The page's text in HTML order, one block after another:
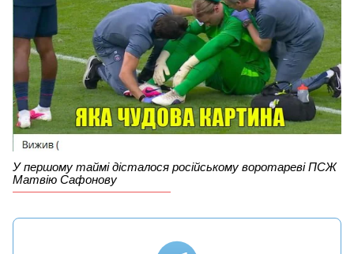
У першому таймі дісталося російському воротареві ПСЖ
Матвію Сафонову